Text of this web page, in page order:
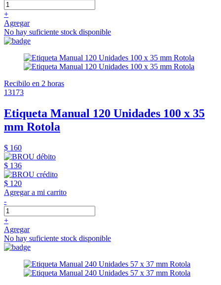
+
Agregar
No hay suficiente stock disponible
Recibilo en 2 horas
13173
Etiqueta Manual 120 Unidades 100 x 35
mm Rotola
$ 160
$ 136
$ 120
Agregar a mi carrito
-
+
Agregar
No hay suficiente stock disponible